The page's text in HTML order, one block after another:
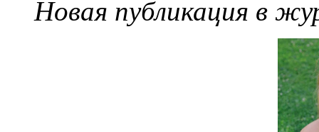
Новая публикация в